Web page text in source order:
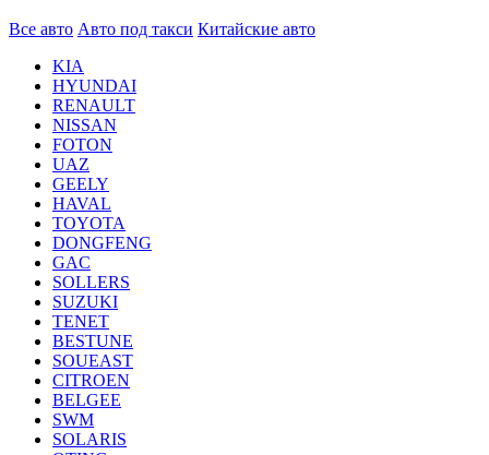
Все авто Авто под такси Китайские авто
KIA
HYUNDAI
RENAULT
NISSAN
FOTON
UAZ
GEELY
HAVAL
TOYOTA
DONGFENG
GAC
SOLLERS
SUZUKI
TENET
BESTUNE
SOUEAST
CITROEN
BELGEE
SWM
SOLARIS